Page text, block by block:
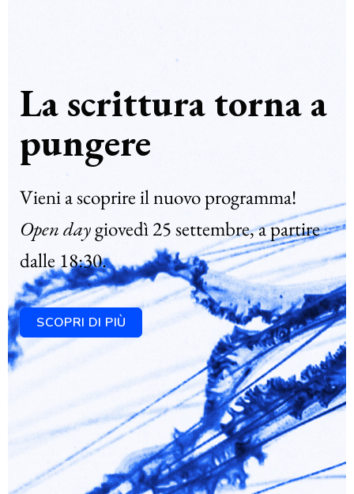
La scrittura torna a
pungere
Vieni a scoprire il nuovo programma!
Open daygiovedì 25 settembre, a partire
dalle 18:30.
SCOPRI DI PIÙ